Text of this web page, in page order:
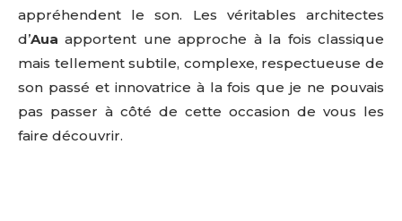
appréhendent le son. Les véritables architectes
d’Aua apportent une approche à la fois classique
mais tellement subtile, complexe, respectueuse de
son passé et innovatrice à la fois que je ne pouvais
pas passer à côté de cette occasion de vous les
faire découvrir.